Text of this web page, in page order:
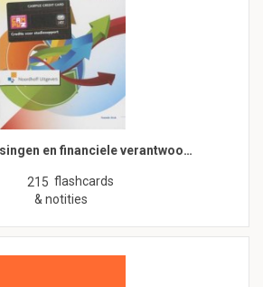
en financiele verantwoo…
215 flashcards
& notities